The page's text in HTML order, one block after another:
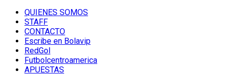
QUIENES SOMOS
STAFF
CONTACTO
Escribe en Bolavip
RedGol
Futbolcentroamerica
APUESTAS